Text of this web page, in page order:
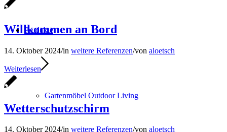
Produkte
Gartenmöbel Outdoor Living
Willkommen an Bord
14. Oktober 2024/in weitere Referenzen/von aloetsch
Weiterlesen
Wetterschutzschirm
14. Oktober 2024/in weitere Referenzen/von aloetsch